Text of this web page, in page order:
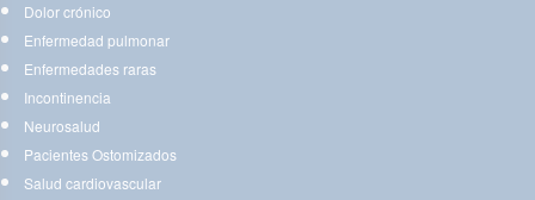
Dolor crónico
Enfermedad pulmonar
Enfermedades raras
Incontinencia
Neurosalud
Pacientes Ostomizados
Salud cardiovascular